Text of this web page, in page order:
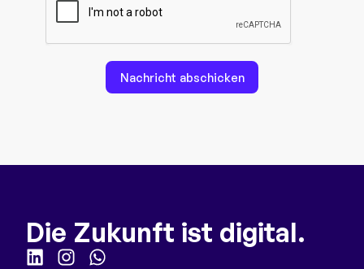
Nachricht abschicken
Die Zukunft ist digital.